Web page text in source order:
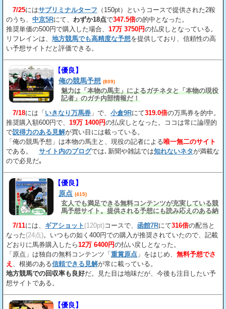
7/25にはサブリミナルターフ （150pt）というコースで提供された2鞍
のうち、 中京5Rにて、 わずか18点で347.5倍の的中となった。
推奨単価の500円で購入した場合、 17万 3750円の払戻しとなっている。
リフレインは、 地方競馬でも高精度な予想を提供しており、信頼性の高
い予想サイトだと評価できる。
【優良】
俺の競馬予想 (809)
魅力は「本物の馬主」によるガチネタと「本物の現役
記者」のガチ内部情報だ！
7/18には「 いきなり万馬券 」で、 小倉9Rにて319.0倍の万馬券を的中。
推奨購入額600円で、 19万 1400円の払戻しとなった。ココは常に論理的
で説得力のある見解が買い目には載っている。
「俺の競馬予想」は本物の馬主と、現役の記者による唯一無二のサイト
である。 サイト内のブログでは､新聞や雑誌では知れないネタが満載な
ので必見だ｡
【優良】
原点 (415)
玄人でも満足できる無料コンテンツが充実している競
馬予想サイト。提供される予想にも読み応えのある納
7/11には、 ギアショット (120pt)コースで、 函館7Rにて316倍の配当と
なった(24点)。いつもの如く400円での購入が推奨されていたので、記載
どおりに馬券購入したら12万 6400円の払い戻しとなった。
「原点」は独自の無料コンテンツ「 重賞原点 」をはじめ、 無料予想でさ
え 、根拠のある信頼できる見解が常に載っている。
地方競馬での回収率も良好だ。見た目は地味だが、今後も注目したい予
想サイトである。
【優良】